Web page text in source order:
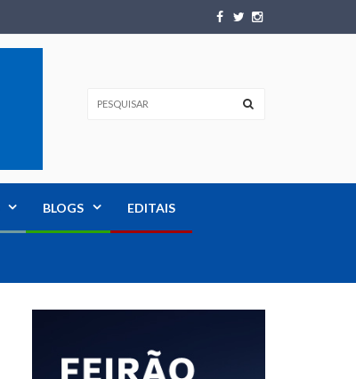
BLOGS EDITAIS